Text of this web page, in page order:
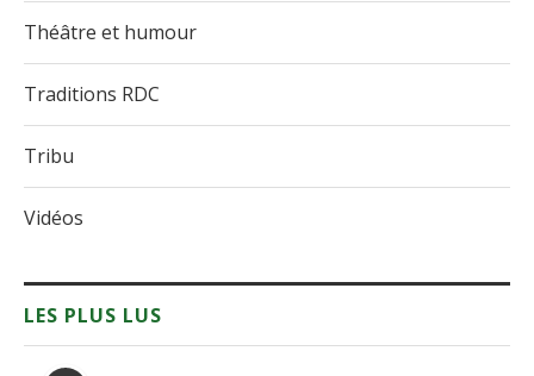
Théâtre et humour
Traditions RDC
Tribu
Vidéos
LES PLUS LUS